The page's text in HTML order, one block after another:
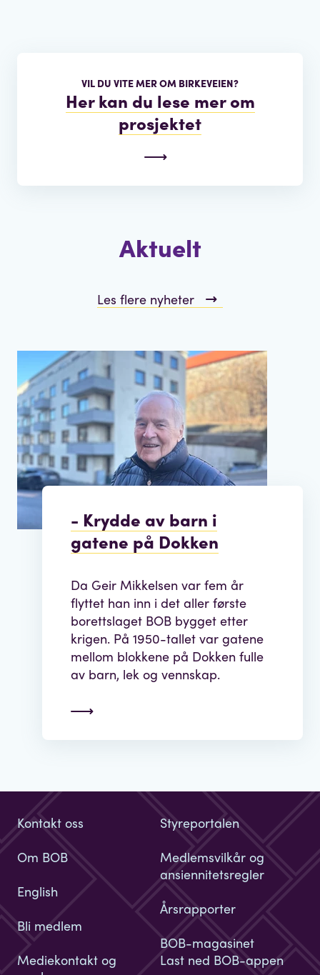
VIL DU VITE MER OM BIRKEVEIEN?
Her kan du lese mer om
prosjektet
Aktuelt
Les flere nyheter
- Krydde av barn i
gatene på Dokken
Da Geir Mikkelsen var fem år
flyttet han inn i det aller første
borettslaget BOB bygget etter
krigen. På 1950-tallet var gatene
mellom blokkene på Dokken fulle
av barn, lek og vennskap.
Kontakt oss
Om BOB
English
Bli medlem
Styreportalen
Medlemsvilkår og
ansiennitetsregler
Årsrapporter
BOB-magasinet
Mediekontakt og
Last ned BOB-appen